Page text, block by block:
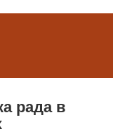
рада в